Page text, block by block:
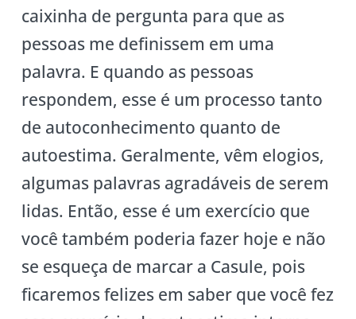
caixinha de pergunta para que as
pessoas me definissem em uma
palavra. E quando as pessoas
respondem, esse é um processo tanto
de autoconhecimento quanto de
autoestima. Geralmente, vêm elogios,
algumas palavras agradáveis de serem
lidas. Então, esse é um exercício que
você também poderia fazer hoje e não
se esqueça de marcar a Casule, pois
ficaremos felizes em saber que você fez